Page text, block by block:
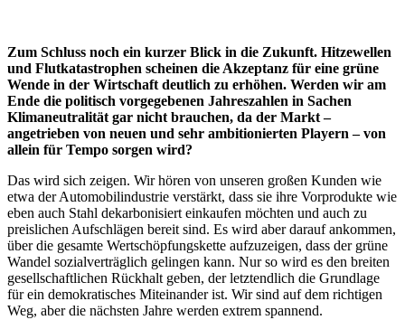
Zum Schluss noch ein kurzer Blick in die Zukunft. Hitzewellen
und Flutkatastrophen scheinen die Akzeptanz für eine grüne
Wende in der Wirtschaft deutlich zu erhöhen. Werden wir am
Ende die politisch vorgegebenen Jahreszahlen in Sachen
Klimaneutralität gar nicht brauchen, da der Markt –
angetrieben von neuen und sehr ambitionierten Playern – von
allein für Tempo sorgen wird?
Das wird sich zeigen. Wir hören von unseren großen Kunden wie
etwa der Automobilindustrie verstärkt, dass sie ihre Vorprodukte wie
eben auch Stahl dekarbonisiert einkaufen möchten und auch zu
preislichen Aufschlägen bereit sind. Es wird aber darauf ankommen,
über die gesamte Wertschöpfungskette aufzuzeigen, dass der grüne
Wandel sozialverträglich gelingen kann. Nur so wird es den breiten
gesellschaftlichen Rückhalt geben, der letztendlich die Grundlage
für ein demokratisches Miteinander ist. Wir sind auf dem richtigen
Weg, aber die nächsten Jahre werden extrem spannend.